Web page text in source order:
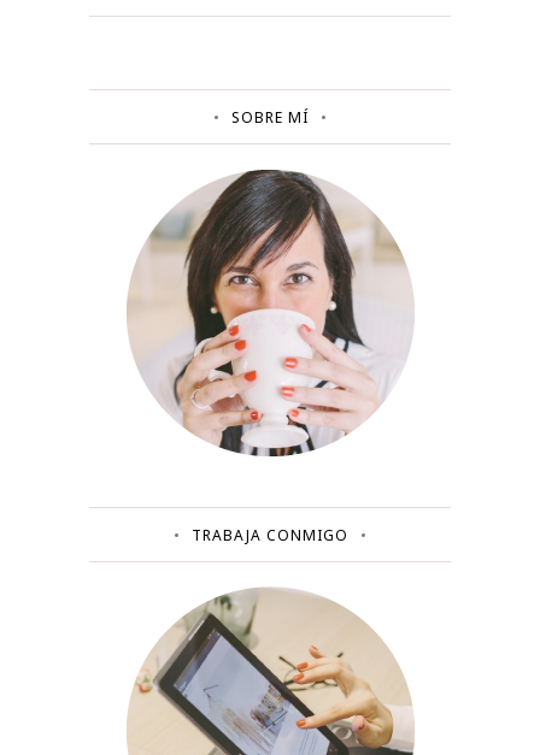
SOBRE MÍ
TRABAJA CONMIGO